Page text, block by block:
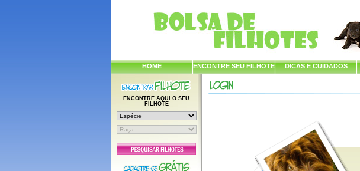
HOME ENCONTRE SEU FILHOTE DICAS E CUIDADOS
ENCONTRE AQUI O SEU
FILHOTE